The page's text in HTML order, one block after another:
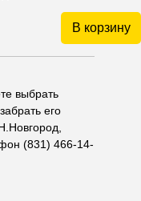
В корзину
выбрать
его
(831) 466-14-